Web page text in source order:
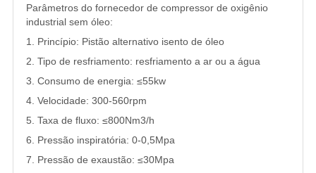
Parâmetros do fornecedor de compressor de oxigênio
industrial sem óleo:
1. Princípio: Pistão alternativo isento de óleo
2. Tipo de resfriamento: resfriamento a ar ou a água
3. Consumo de energia: ≤55kw
4. Velocidade: 300-560rpm
5. Taxa de fluxo: ≤800Nm3/h
6. Pressão inspiratória: 0-0,5Mpa
7. Pressão de exaustão: ≤30Mpa